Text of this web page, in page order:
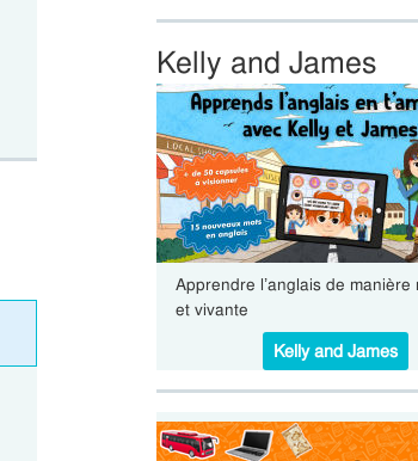
Kelly and James
Apprendre l’anglais de manière
et vivante
Kelly and James